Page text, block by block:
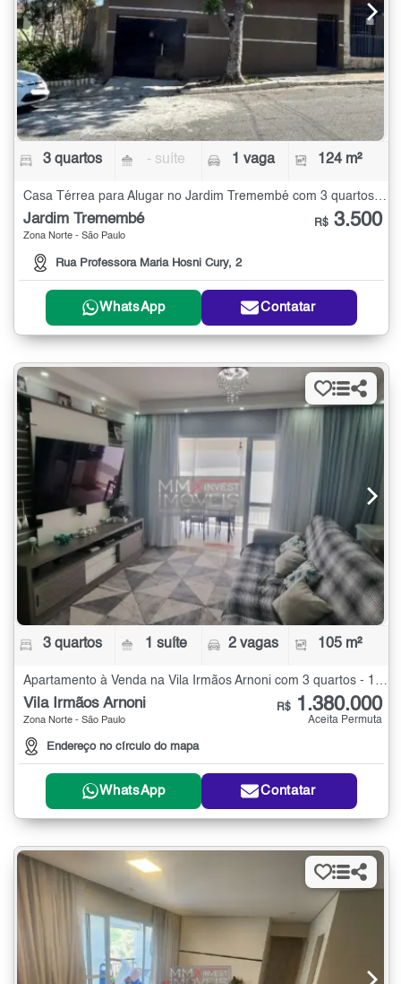
3 quartos - suíte 1 vaga 124 m²
Casa Térrea para Alugar no Jardim Tremembé com 3 quartos - 124 m²
Jardim Tremembé
Zona Norte - São Paulo
Rua Professora Maria Hosni Cury, 2
R$ 3.500
WhatsApp Contatar
3 quartos 1 suíte 2 vagas 105 m²
Vila Irmãos Arnoni
Zona Norte - São Paulo
Endereço no círculo do mapa
R$ 1.380.000
Aceita Permuta
WhatsApp Contatar